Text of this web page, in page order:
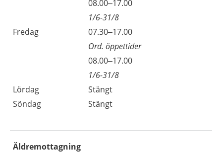
08.00–17.00
1/6-31/8
Fredag
07.30–17.00
Ord. öppettider
08.00–17.00
1/6-31/8
Lördag
Stängt
Söndag
Stängt
Äldremottagning